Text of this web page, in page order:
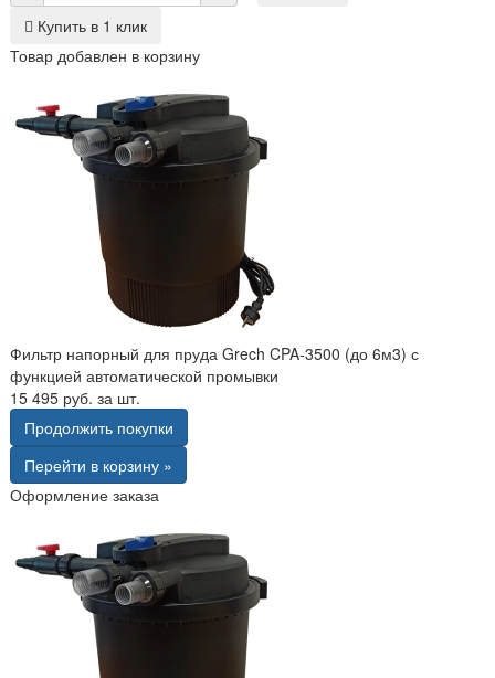
Купить в 1 клик
Товар добавлен в корзину
Фильтр напорный для пруда Grech CPA-3500 (до 6м3) с
функцией автоматической промывки
15 495 руб. за шт.
Продолжить покупки
Перейти в корзину »
Оформление заказа